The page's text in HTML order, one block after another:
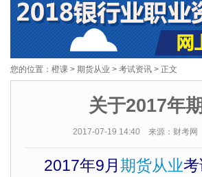
您的位置： 橙课 > 期货从业 > 考试资讯 > 正文
关于2017年
2017-07-19 14:40 来源：财考网
2017年9月期货从业